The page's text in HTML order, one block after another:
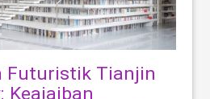
Futuristik Tianjin
Keajaiban